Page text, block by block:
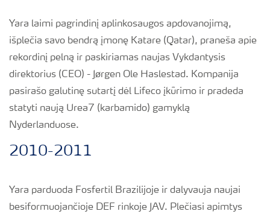
Yara laimi pagrindinį aplinkosaugos apdovanojimą,
išplečia savo bendrą įmonę Katare (Qatar), praneša apie
rekordinį pelną ir paskiriamas naujas Vykdantysis
direktorius (CEO) - Jørgen Ole Haslestad. Kompanija
pasirašo galutinę sutartį dėl Lifeco įkūrimo ir pradeda
statyti naują Urea7 (karbamido) gamyklą
Nyderlanduose.
2010-2011
Yara parduoda Fosfertil Brazilijoje ir dalyvauja naujai
besiformuojančioje DEF rinkoje JAV. Plečiasi apimtys